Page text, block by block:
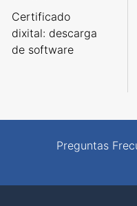
Certificado
dixital: descarga
de software
Preguntas